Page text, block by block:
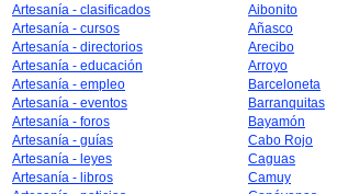
Artesanía - clasificados
Artesanía - cursos
Artesanía - directorios
Artesanía - educación
Artesanía - empleo
Artesanía - eventos
Artesanía - foros
Artesanía - guías
Artesanía - leyes
Artesanía - libros
Aibonito
Añasco
Arecibo
Arroyo
Barceloneta
Barranquitas
Bayamón
Cabo Rojo
Caguas
Camuy